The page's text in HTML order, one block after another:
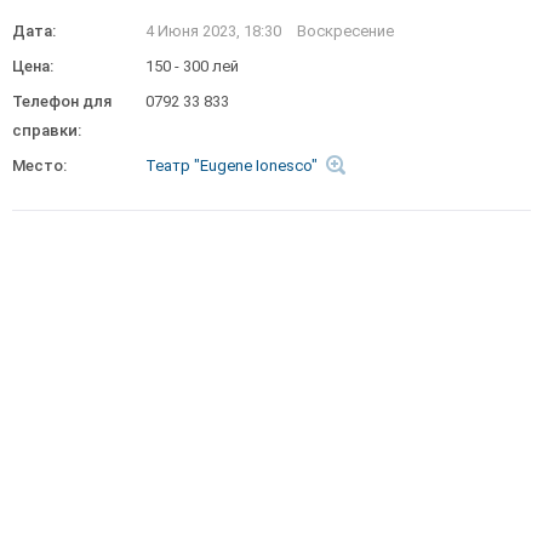
Дата: 4 Июня 2023, 18:30
Воскресение
Цена:
150 - 300 лей
Телефон для
справки:
0792 33 833
Место: Театр "Eugene Ionesco"